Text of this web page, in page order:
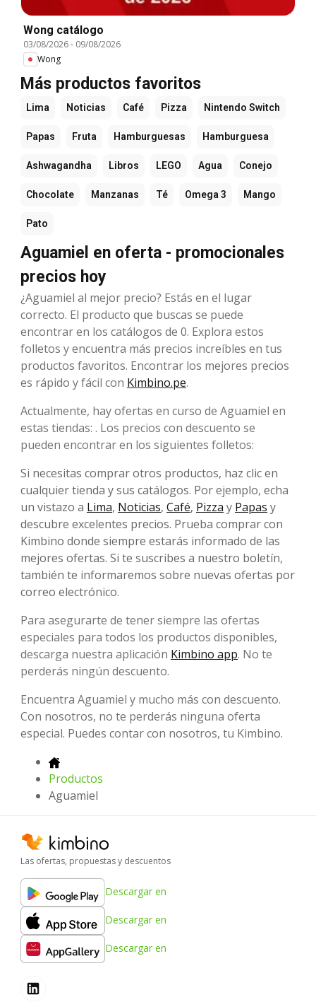
Wong catálogo
03/08/2026- 09/08/2026
Wong
Más productos favoritos
Lima Noticias Café Pizza Nintendo Switch
Papas Fruta Hamburguesas Hamburguesa
Ashwagandha Libros LEGO Agua Conejo
Chocolate Manzanas Té Omega 3 Mango
Pato
Aguamiel en oferta - promocionales
precios hoy
¿Aguamiel al mejor precio? Estás en el lugar
correcto. El producto que buscas se puede
encontrar en los catálogos de 0. Explora estos
folletos y encuentra más precios increíbles en tus
productos favoritos. Encontrar los mejores precios
es rápido y fácil con Kimbino.pe.
Actualmente, hay ofertas en curso de Aguamiel en
estas tiendas: . Los precios con descuento se
pueden encontrar en los siguientes folletos:
Si necesitas comprar otros productos, haz clic en
cualquier tienda y sus catálogos. Por ejemplo, echa
un vistazo a Lima, Noticias, Café, Pizza y Papas y
descubre excelentes precios. Prueba comprar con
Kimbino donde siempre estarás informado de las
mejores ofertas. Si te suscribes a nuestro boletín,
también te informaremos sobre nuevas ofertas por
correo electrónico.
Para asegurarte de tener siempre las ofertas
especiales para todos los productos disponibles,
descarga nuestra aplicación Kimbino app. No te
perderás ningún descuento.
Encuentra Aguamiel y mucho más con descuento.
Con nosotros, no te perderás ninguna oferta
especial. Puedes contar con nosotros, tu Kimbino.
Productos
Aguamiel
Las ofertas, propuestas y descuentos
Descargar en
Descargar en
Descargar en